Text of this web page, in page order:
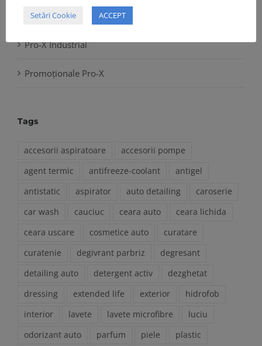
Accesorii și Piese de Schimb
Pro-X Industrial
Promoționale Pro-X
Tags
accesorii aspiratoare
accesorii pompe
agent termic
antifreeze-coolant
antigel
antistatic
aspirator auto detailing
caroserie
car wash
cauciuc ceara auto
ceara lichida
ceara uscare
cosmetice auto
curatare
curatenie
degivrant parbriz
degresant
detailing auto
detergent activ
dezghetat
dressing
extended life exterior
hidrofob
interior
lavete lavete microfibre
luciu
odorizant auto
parfum piele
plastic
Setări Cookie ACCEPT